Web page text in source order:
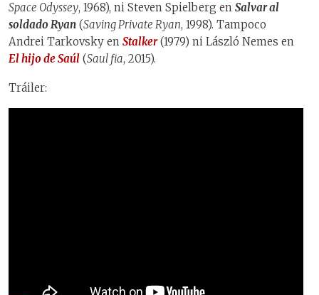
Space Odyssey, 1968), ni Steven Spielberg en Salvar al
soldado Ryan (Saving Private Ryan, 1998). Tampoco
Andrei Tarkovsky en Stalker(1979) ni László Nemes en
El hijo de Saúl (Saul fia, 2015).
Tráiler: